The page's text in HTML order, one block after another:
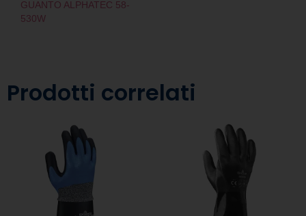
GUANTO ALPHATEC 58-
530W
Prodotti correlati